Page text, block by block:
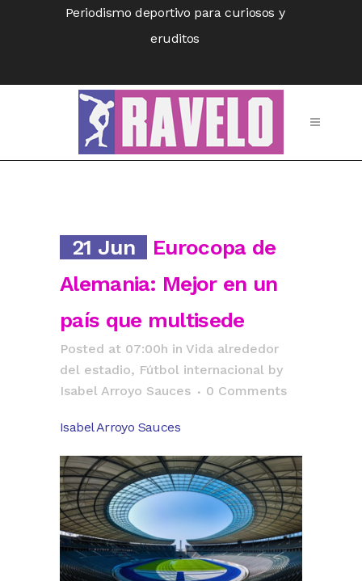
Periodismo deportivo para curiosos y
eruditos
21 Jun
Eurocopa de
Alemania: Mejor en un
país que multisede
Posted at 07:00h in Vida alrededor
del estadio, Fútbol internacional by
Isabel Arroyo Sauces
0 Comments
Isabel Arroyo Sauces